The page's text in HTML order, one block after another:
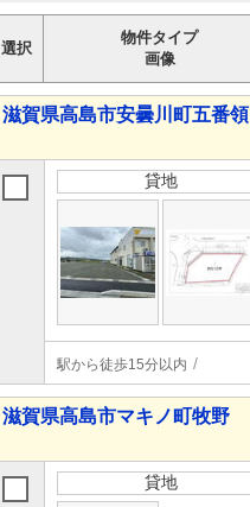
選択
物件タイプ
画像
滋賀県高島市安曇川町五番領
貸地
駅から徒歩15分以内
滋賀県高島市マキノ町牧野
貸地